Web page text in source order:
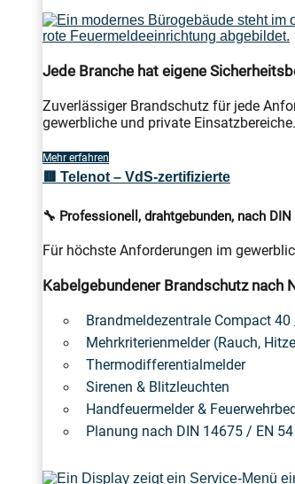
Jede Branche hat eigene
Zuverlässiger Brandschutz für jede
gewerbliche und private Einsatzbereiche.
Mehr erfahren
🟥 Telenot – VdS-zertifizierte
🔧 Professionell, drahtgebunden, nach DIN
Für höchste Anforderungen im
Kabelgebundener Brandschutz nach
Brandmeldezentrale Compact 40
Mehrkriterienmelder (Rauch,
Thermodifferentialmelder
Sirenen & Blitzleuchten
Handfeuermelder &
Planung nach DIN 14675 / EN 54